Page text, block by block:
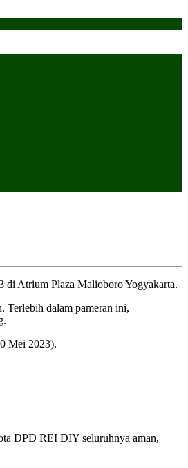
di Atrium Plaza Malioboro Yogyakarta.
Terlebih dalam pameran ini,
Mei 2023).
DPD REI DIY seluruhnya aman,